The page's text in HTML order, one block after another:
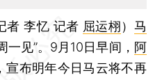
者 李忆 记者 屈运栩） 马
一见”。9月10日早间， 阿
宣布明年今日马云将不再